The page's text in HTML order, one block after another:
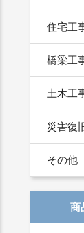
住宅工
橋梁工
土木工
災害復
その他
商